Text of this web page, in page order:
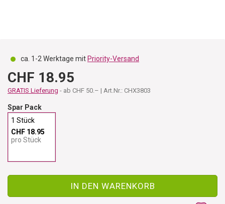
ca. 1-2 Werktage mit Priority-Versand
CHF 18.95
GRATIS Lieferung - ab CHF 50.– | Art.Nr.: CHX3803
Spar Pack
1 Stück
CHF 18.95
pro Stück
IN DEN WARENKORB